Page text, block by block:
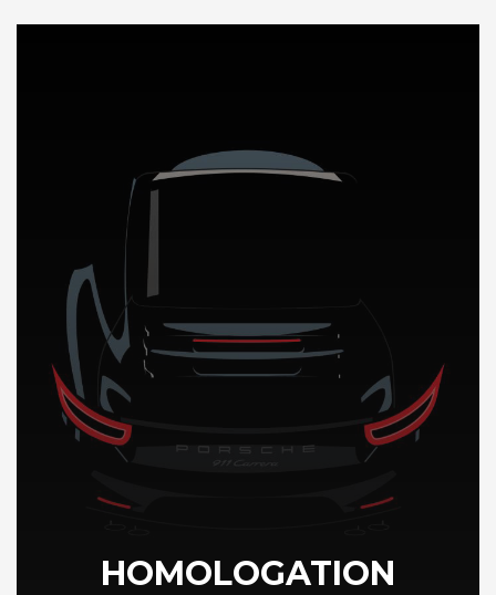
DÉCOUVREZ NOTRE IMPORTATION AUTO en Espagne
HOMOLOGATION